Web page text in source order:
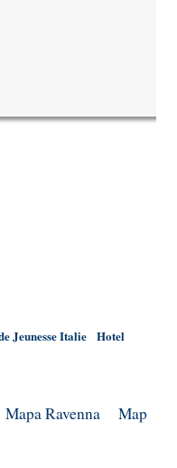
Jeunesse Italie Hotel
Mapa Ravenna
Map